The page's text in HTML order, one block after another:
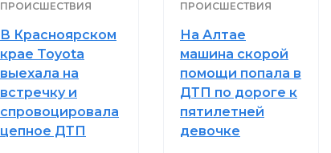
ПРОИСШЕСТВИЯ
В Красноярском
крае Toyota
выехала на
встречку и
спровоцировала
цепное ДТП
ПРОИСШЕСТВИЯ
На Алтае
машина скорой
помощи попала в
ДТП по дороге к
пятилетней
девочке